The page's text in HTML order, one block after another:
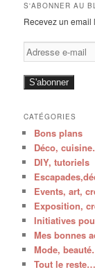
S'ABONNER AU
Recevez un
Adresse
e-
mail
S'abonner
CATÉGORIES
Bons plans
Déco,
DIY, tutoriels
Events, art,
Exposition,
Initiatives
Mes bonnes
Mode,
Tout le reste…